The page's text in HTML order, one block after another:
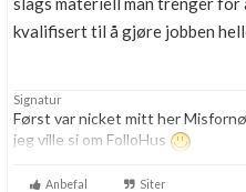
kvalifisert til å gjøre jobben
Signatur
Først var nicket mitt her
jeg ville si om FolloHus
Anbefal Siter